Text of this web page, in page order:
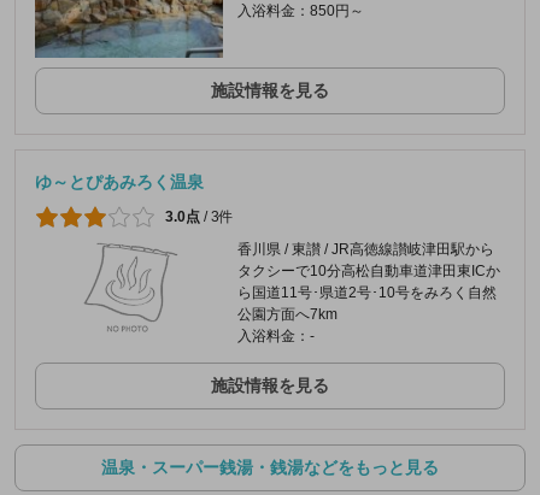
入浴料金：850円～
施設情報を見る
ゆ～とぴあみろく温泉
3.0点 /3件
香川県 / 東讃 / JR高徳線讃岐津田駅から
タクシーで10分高松自動車道津田東ICか
ら国道11号･県道2号･10号をみろく自然
公園方面へ7km
入浴料金：-
施設情報を見る
温泉・スーパー銭湯・銭湯などをもっと見る